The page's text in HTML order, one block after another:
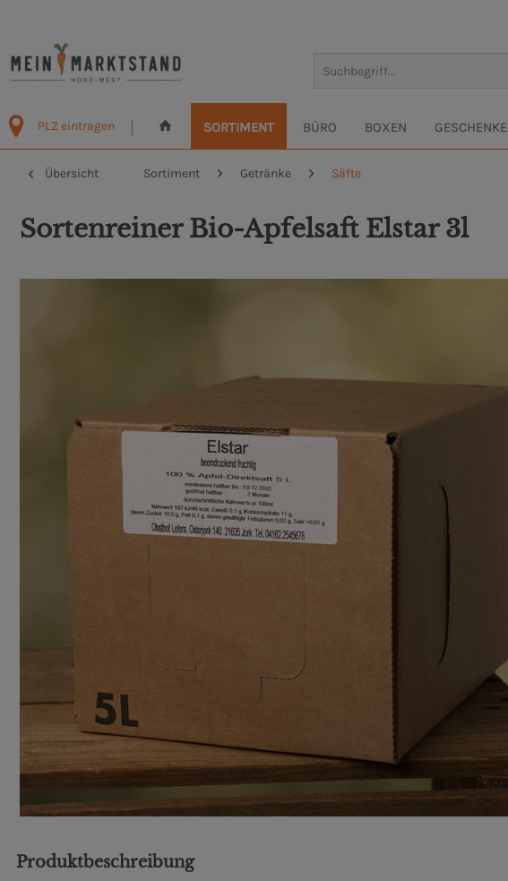
PLZ eintragen SORTIMENT BÜRO BOXEN GESCHENKE
Übersicht Sortiment Getränke Säfte
Sortenreiner Bio-Apfelsaft Elstar 3l
Produktbeschreibung